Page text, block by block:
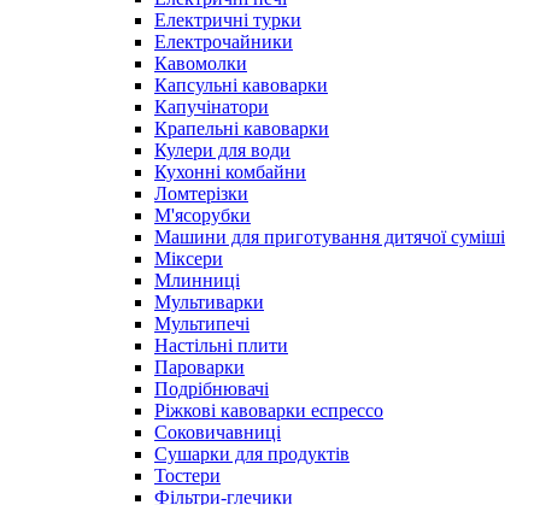
Електричні турки
Електрочайники
Кавомолки
Капсульні кавоварки
Капучінатори
Крапельні кавоварки
Кулери для води
Кухонні комбайни
Ломтерізки
М'ясорубки
Машини для приготування дитячої суміші
Міксери
Млинниці
Мультиварки
Мультипечі
Настільні плити
Пароварки
Подрібнювачі
Ріжкові кавоварки еспрессо
Соковичавниці
Сушарки для продуктів
Тостери
Фільтри-глечики